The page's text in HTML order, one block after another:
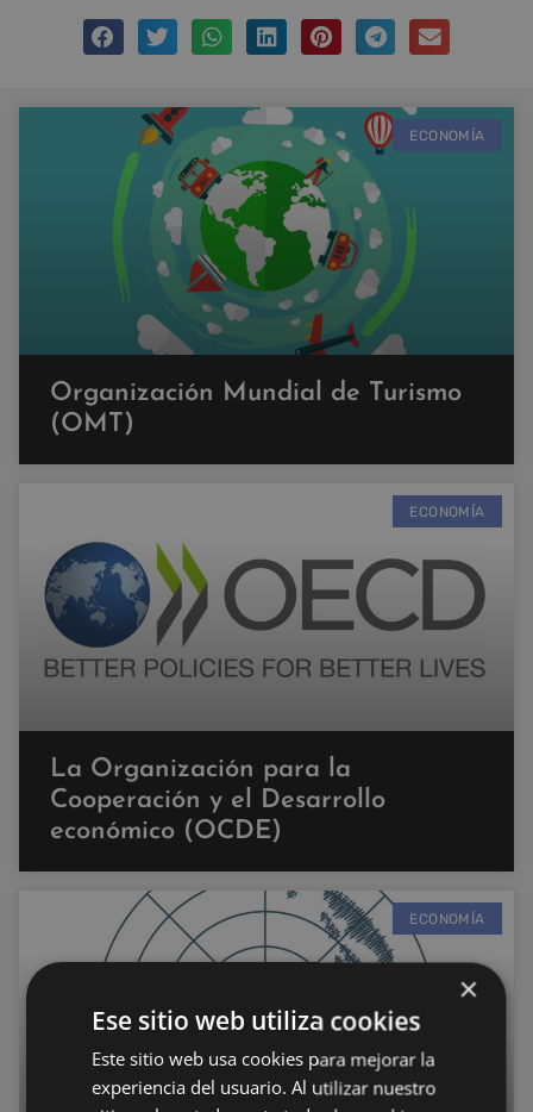
ECONOMÍA
Organización Mundial de Turismo
(OMT)
ECONOMÍA
La Organización para la
Cooperación y el Desarrollo
económico (OCDE)
ECONOMÍA
×
Ese sitio web utiliza cookies
Este sitio web usa cookies para mejorar la
experiencia del usuario. Al utilizar nuestro